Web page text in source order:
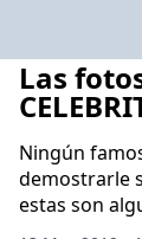
Las
Ningún
demostrarle
estas son